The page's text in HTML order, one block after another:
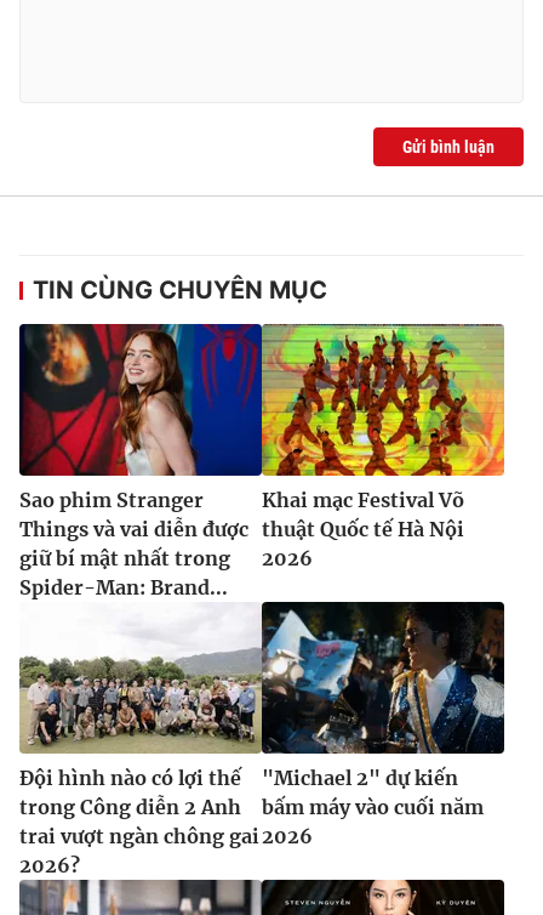
Gửi bình luận
TIN CÙNG CHUYÊN MỤC
Sao phim Stranger
Things và vai diễn được
giữ bí mật nhất trong
Spider-Man: Brand...
Khai mạc Festival Võ
thuật Quốc tế Hà Nội
2026
Đội hình nào có lợi thế
trong Công diễn 2 Anh
trai vượt ngàn chông gai
2026?
"Michael 2" dự kiến
bấm máy vào cuối năm
2026